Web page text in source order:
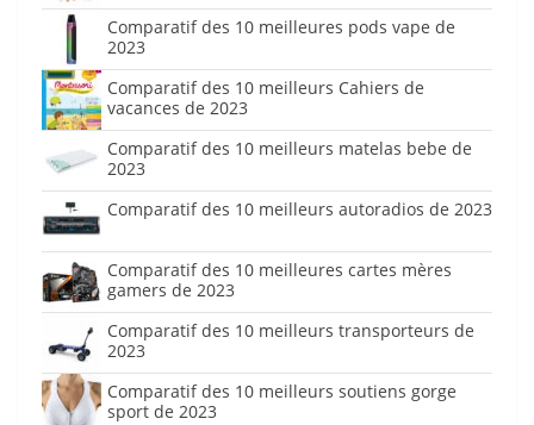
Comparatif des 10 meilleures pods vape de
2023
Comparatif des 10 meilleurs Cahiers de
vacances de 2023
Comparatif des 10 meilleurs matelas bebe de
2023
Comparatif des 10 meilleurs autoradios de 2023
Comparatif des 10 meilleures cartes mères
gamers de 2023
Comparatif des 10 meilleurs transporteurs de
2023
Comparatif des 10 meilleurs soutiens gorge
sport de 2023